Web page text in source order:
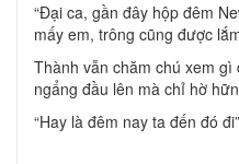
“Đại ca, gần đây hộp đêm
mấy em, trông cũng được
Thành vẫn chăm chú xem
ngẩng đầu lên mà chỉ hờ
“Hay là đêm nay ta đến đó đi”